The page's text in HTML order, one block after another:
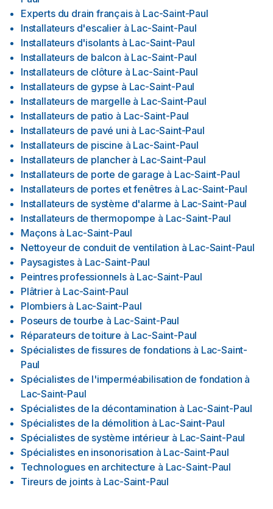
Experts du drain français à Lac-Saint-Paul
Installateurs d'escalier à Lac-Saint-Paul
Installateurs d'isolants à Lac-Saint-Paul
Installateurs de balcon à Lac-Saint-Paul
Installateurs de clôture à Lac-Saint-Paul
Installateurs de gypse à Lac-Saint-Paul
Installateurs de margelle à Lac-Saint-Paul
Installateurs de patio à Lac-Saint-Paul
Installateurs de pavé uni à Lac-Saint-Paul
Installateurs de piscine à Lac-Saint-Paul
Installateurs de plancher à Lac-Saint-Paul
Installateurs de porte de garage à Lac-Saint-Paul
Installateurs de portes et fenêtres à Lac-Saint-Paul
Installateurs de système d'alarme à Lac-Saint-Paul
Installateurs de thermopompe à Lac-Saint-Paul
Maçons à Lac-Saint-Paul
Nettoyeur de conduit de ventilation à Lac-Saint-Paul
Paysagistes à Lac-Saint-Paul
Peintres professionnels à Lac-Saint-Paul
Plâtrier à Lac-Saint-Paul
Plombiers à Lac-Saint-Paul
Poseurs de tourbe à Lac-Saint-Paul
Réparateurs de toiture à Lac-Saint-Paul
Spécialistes de fissures de fondations à Lac-Saint-
Paul
Spécialistes de l'imperméabilisation de fondation à
Lac-Saint-Paul
Spécialistes de la décontamination à Lac-Saint-Paul
Spécialistes de la démolition à Lac-Saint-Paul
Spécialistes de système intérieur à Lac-Saint-Paul
Spécialistes en insonorisation à Lac-Saint-Paul
Technologues en architecture à Lac-Saint-Paul
Tireurs de joints à Lac-Saint-Paul